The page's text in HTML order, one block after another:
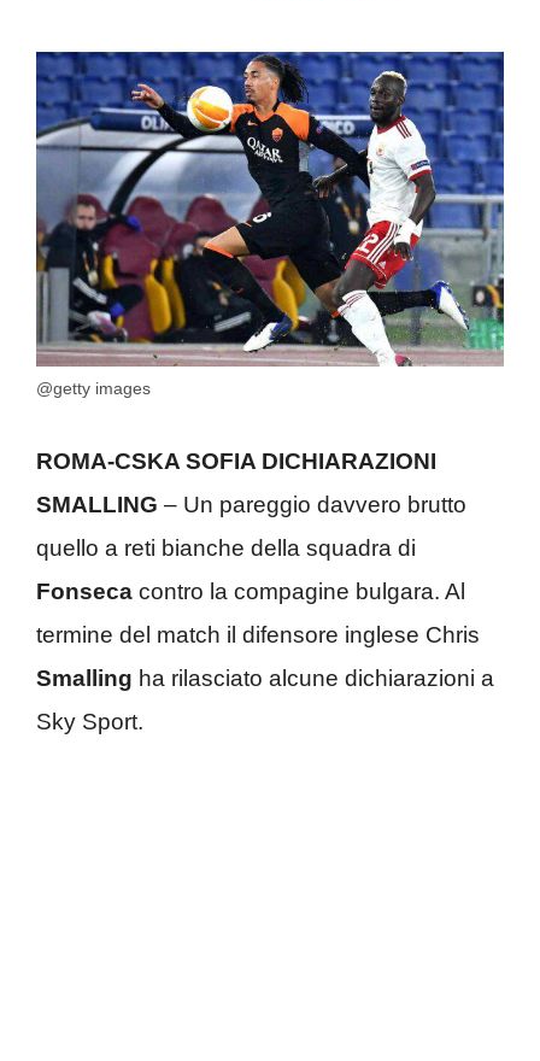
@getty images
ROMA-CSKA SOFIA DICHIARAZIONI
SMALLING – Un pareggio davvero brutto
quello a reti bianche della squadra di
Fonseca contro la compagine bulgara. Al
termine del match il difensore inglese Chris
Smalling ha rilasciato alcune dichiarazioni a
Sky Sport.